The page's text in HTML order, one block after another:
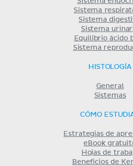
Sistema
Sistema
Sistema
Equilibrio ácido
Sistema
HISTOLOGÍA
General
Sistemas
CÓMO
Estrategias de
eBook
Hojas de
Beneficios de